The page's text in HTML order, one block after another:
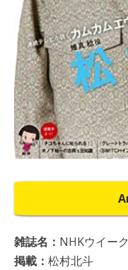
雑誌名： NHKウイー
掲載： 松村北斗